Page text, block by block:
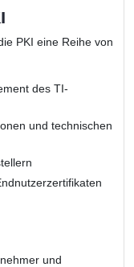
PKI eine Reihe von
des TI-
und technischen
und